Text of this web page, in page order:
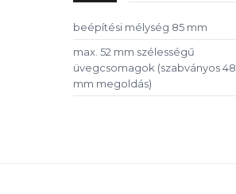
beépítési mélység 85 mm
max. 52 mm szélességű
üvegcsomagok (szabványos 48
mm megoldás)